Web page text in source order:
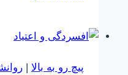
تغییر
پیچ رو به بالا |